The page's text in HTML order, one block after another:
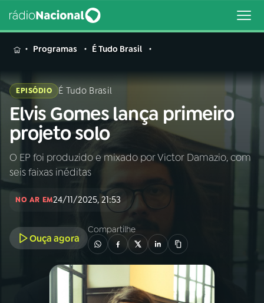
MENU
Buscar
na
Rádio
Nacional
Buscar
PROGRAMAÇÃO
Programas É Tudo Brasil
EPISÓDIO É Tudo Brasil
Elvis Gomes lança primeiro
projeto solo
O EP foi produzido e mixado por Victor Damazio, com
seis faixas inéditas
NO AR EM24/11/2025, 21:53
Ouça agora
Compartilhe